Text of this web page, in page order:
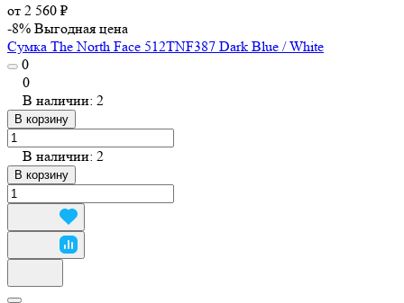
от 2 560 ₽
-8% Выгодная цена
Сумка The North Face 512TNF387 Dark Blue / White
0
0
В наличии: 2
В корзину
В наличии: 2
В корзину